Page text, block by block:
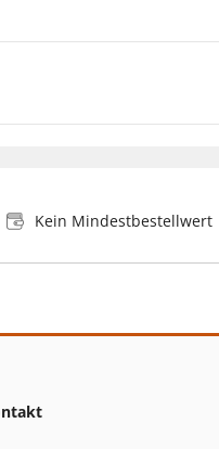
Kein Mindestbestellwert